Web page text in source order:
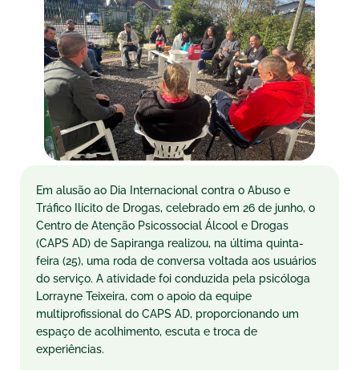
Em alusão ao Dia Internacional contra o Abuso e
Tráfico Ilícito de Drogas, celebrado em 26 de junho, o
Centro de Atenção Psicossocial Álcool e Drogas
(CAPS AD) de Sapiranga realizou, na última quinta-
feira (25), uma roda de conversa voltada aos usuários
do serviço. A atividade foi conduzida pela psicóloga
Lorrayne Teixeira, com o apoio da equipe
multiprofissional do CAPS AD, proporcionando um
espaço de acolhimento, escuta e troca de
experiências.